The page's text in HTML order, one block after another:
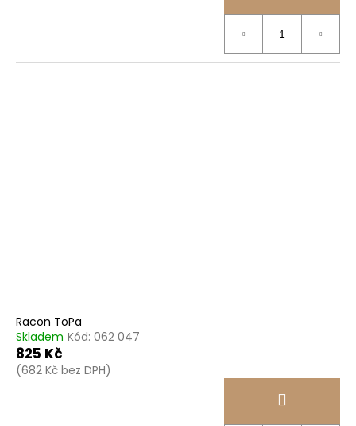
Racon ToPa
Skladem Kód: 062 047
825 Kč
(682 Kč bez DPH)